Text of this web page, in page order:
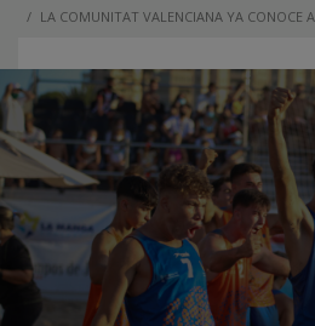
LA COMUNITAT VALENCIANA YA CONOCE A